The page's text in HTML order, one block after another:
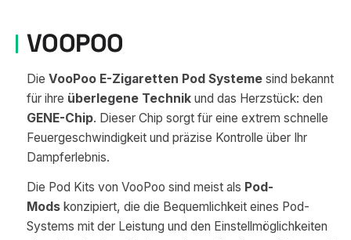
VOOPOO
Die VooPoo E-Zigaretten Pod Systemesind bekannt
für ihre überlegene Technikund das Herzstück: den
GENE-Chip. Dieser Chip sorgt für eine extrem schnelle
Feuergeschwindigkeit und präzise Kontrolle über Ihr
Dampferlebnis.
Die Pod Kits von VooPoo sind meist als Pod-
Modskonzipiert, die die Bequemlichkeit eines Pod-
Systems mit der Leistung und den Einstellmöglichkeiten